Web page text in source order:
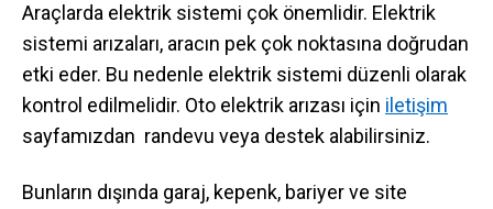
Araçlarda elektrik sistemi çok önemlidir. Elektrik
sistemi arızaları, aracın pek çok noktasına doğrudan
etki eder. Bu nedenle elektrik sistemi düzenli olarak
kontrol edilmelidir. Oto elektrik arızası için iletişim
sayfamızdan randevu veya destek alabilirsiniz.
Bunların dışında garaj, kepenk, bariyer ve site